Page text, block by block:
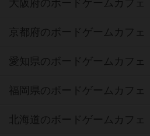
大阪府のボードゲームカフェ
京都府のボードゲームカフェ
愛知県のボードゲームカフェ
福岡県のボードゲームカフェ
北海道のボードゲームカフェ